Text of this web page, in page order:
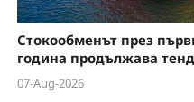
Стокообменът през
година продължава
07-Aug-2026